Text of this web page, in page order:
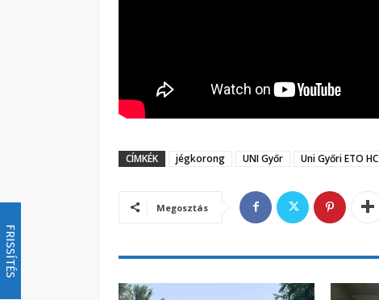
FRISSÍTÉS
CÍMKÉK jégkorong UNI Győr Uni Győri ETO HC
Megosztás